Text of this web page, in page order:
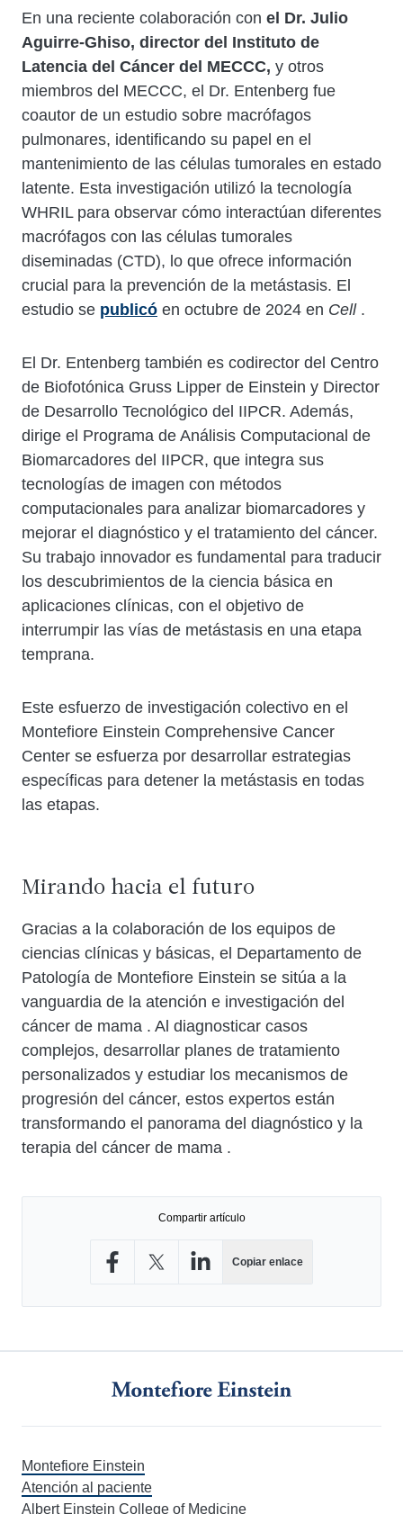
En una reciente colaboración con el Dr. Julio
Aguirre-Ghiso, director del Instituto de
Latencia del Cáncer del MECCC, y otros
miembros del MECCC, el Dr. Entenberg fue
coautor de un estudio sobre macrófagos
pulmonares, identificando su papel en el
mantenimiento de las células tumorales en estado
latente. Esta investigación utilizó la tecnología
WHRIL para observar cómo interactúan diferentes
macrófagos con las células tumorales
diseminadas (CTD), lo que ofrece información
crucial para la prevención de la metástasis. El
estudio se publicó en octubre de 2024 en Cell.
El Dr. Entenberg también es codirector del Centro
de Biofotónica Gruss Lipper de Einstein y Director
de Desarrollo Tecnológico del IIPCR. Además,
dirige el Programa de Análisis Computacional de
Biomarcadores del IIPCR, que integra sus
tecnologías de imagen con métodos
computacionales para analizar biomarcadores y
mejorar el diagnóstico y el tratamiento del cáncer.
Su trabajo innovador es fundamental para traducir
los descubrimientos de la ciencia básica en
aplicaciones clínicas, con el objetivo de
interrumpir las vías de metástasis en una etapa
temprana.
Este esfuerzo de investigación colectivo en el
Montefiore Einstein Comprehensive Cancer
Center se esfuerza por desarrollar estrategias
específicas para detener la metástasis en todas
las etapas.
Mirando hacia el futuro
Gracias a la colaboración de los equipos de
ciencias clínicas y básicas, el Departamento de
Patología de Montefiore Einstein se sitúa a la
vanguardia de la atención e investigación del
cáncer de mama . Al diagnosticar casos
complejos, desarrollar planes de tratamiento
personalizados y estudiar los mecanismos de
progresión del cáncer, estos expertos están
transformando el panorama del diagnóstico y la
terapia del cáncer de mama .
Compartir artículo
Copiar enlace
Montefiore Einstein
Atención al paciente
Albert Einstein College of Medicine